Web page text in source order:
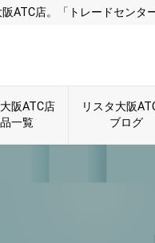
ATC店。「トレードセンタ
阪ATC店
一覧
リスタ大阪
ブログ